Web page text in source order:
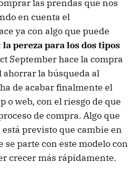
las prendas que nos
en cuenta el
ya con algo que puede
la pereza para los dos tipos
September hace la compra
ahorrar la búsqueda al
de acabar finalmente el
o web, con el riesgo de que
de compra. Algo que
previsto que cambie en
se parte con este modelo con
crecer más rápidamente.